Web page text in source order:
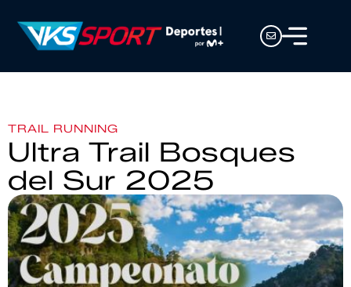
TRAIL RUNNING
Ultra Trail Bosques
del Sur 2025